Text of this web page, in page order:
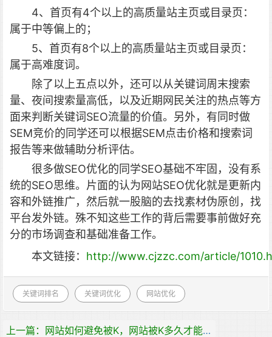
4、首页有4个以上的高质量站主页或目录页：
属于中等偏上的；
5、首页有8个以上的高质量站主页或目录页：
属于高难度词。
除了以上五点以外，还可以从关键词周末搜索
量、夜间搜索量高低，以及近期网民关注的热点等方
面来判断关键词SEO流量的价值。另外，有同时做
SEM竞价的同学还可以根据SEM点击价格和搜索词
报告等来做辅助分析评估。
很多做SEO优化的同学SEO基础不牢固，没有系
统的SEO思维。片面的认为网站SEO优化就是更新内
容和外链推广，然后就一股脑的去找素材伪原创，找
平台发外链。殊不知这些工作的背后需要事前做好充
分的市场调查和基础准备工作。
本文链接： http://www.cjzzc.com/article/
关键词排名 关键词优化 网站优化
上一篇：网站如何避免被K，网站被K多久才能恢复？